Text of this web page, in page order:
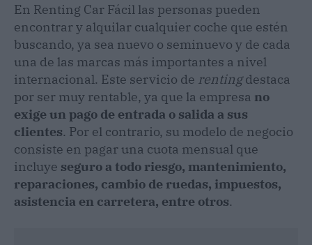
En Renting Car Fácil las personas pueden
encontrar y alquilar cualquier coche que estén
buscando, ya sea nuevo o seminuevo y de cada
una de las marcas más importantes a nivel
internacional. Este servicio de rentingdestaca
por ser muy rentable, ya que la empresa no
exige un pago de entrada o salida a sus
clientes. Por el contrario, su modelo de negocio
consiste en pagar una cuota mensual que
incluye seguro a todo riesgo, mantenimiento,
reparaciones, cambio de ruedas, impuestos,
asistencia en carretera, entre otros.